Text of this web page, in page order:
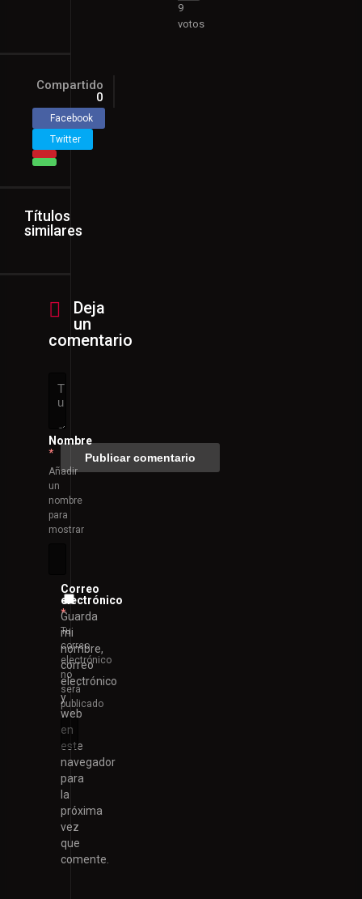
9
votos
Compartido
0
Facebook
Twitter
Títulos
similares
Deja
un
comentario
Nombre
*
Añadir
un
nombre
para
mostrar
Correo
electrónico
*
Tu
correo
electrónico
no
será
publicado
Guarda
mi
nombre,
correo
electrónico
y
web
en
este
navegador
para
la
próxima
vez
que
comente.